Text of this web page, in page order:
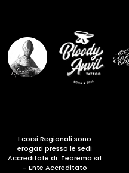
I corsi Regionali sono
erogati presso le sedi
Accreditate di: Teorema srl
– Ente Accreditato